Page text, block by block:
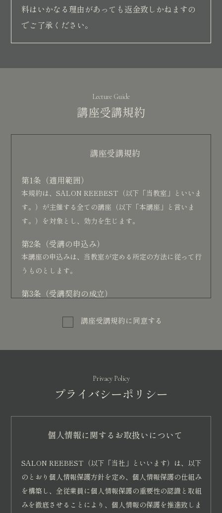
料はいかなる理由があっても返金致しかねますの
でご了承ください。
Lecture Guide
講座受講規約
講座受講規約
第1条（適用範囲）
本規約は、SALON REEBEST（以下「当教室」といいま
す。）が主催する全ての講座（以下「本講座」と言いま
す。）を対象とし、効力を生じます。
第2条（受講の申込み）
本講座の申込みは、当教室が定める所定の方法に従って行
うものとします。
第3条（受講契約の成立）
受講契約が成立するものとします。
本講座の受講料の決済方法は次のに定める通りです
銀行振込（一括支払い）受講料の全額を、当教室が
指定する銀行口座へお振り込み下さい。（振込手数
振込先の銀行口座は、受講の申込みの後にメール等
の方法によりお知らせ致します。
クレジットカード決済は、当教室がクレジットカー
ド決済を導入している講座に限りクレジットカード
講座受講規約に同意する
Privacy Policy
プライバシーポリシー
個人情報に関するお取扱いについて
SALON REEBEST（以下「当社」といいます）は、以下
のとおり個人情報保護方針を定め、個人情報保護の仕組み
を構築し、全従業員に個人情報保護の重要性の認識と取組
みを徹底させることにより、個人情報の保護を推進致しま